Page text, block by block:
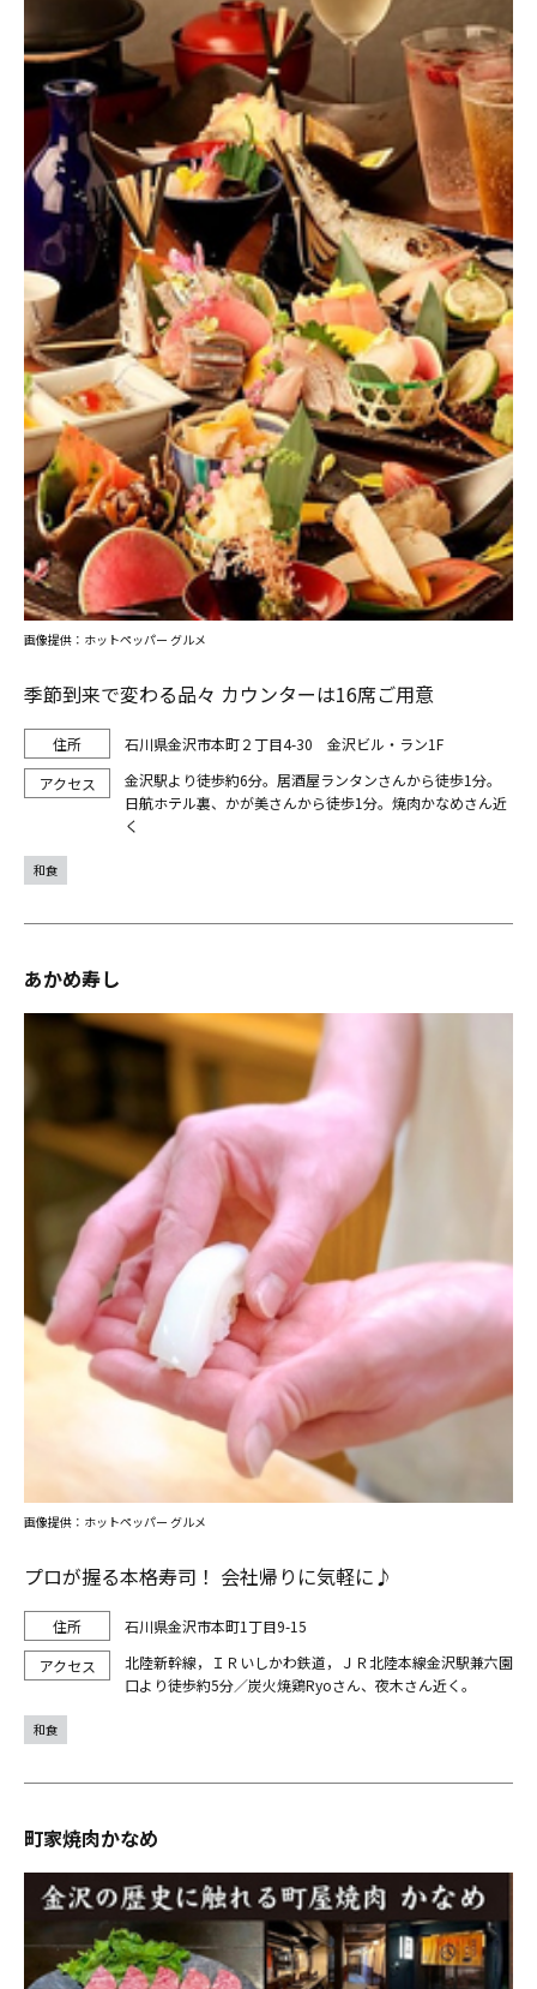
季節到来で変わる品々 カウンターは16席ご用意
石川県金沢市本町２丁目4-30 金沢ビル・ラン1F
金沢駅より徒歩約6分。居酒屋ランタンさんから徒歩1分。
日航ホテル裏、かが美さんから徒歩1分。焼肉かなめさん近
く
画像提供：ホットペッパー グルメ
和食
あかめ寿し
プロが握る本格寿司！ 会社帰りに気軽に♪
石川県金沢市本町1丁目9-15
北陸新幹線，ＩＲいしかわ鉄道，ＪＲ北陸本線金沢駅兼六園
口より徒歩約5分／炭火焼鶏Ryoさん、夜木さん近く。
画像提供：ホットペッパー グルメ
和食
町家焼肉かなめ